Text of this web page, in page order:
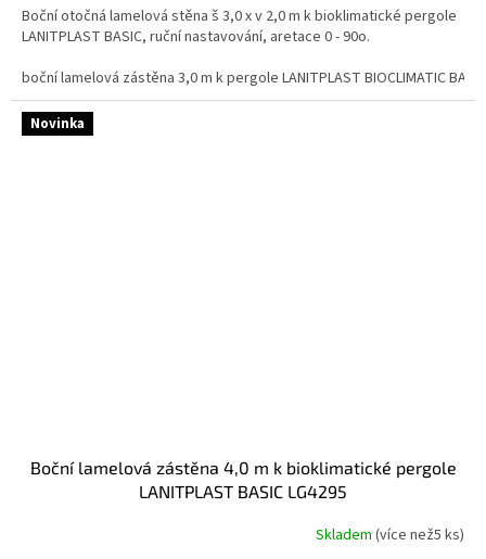
Boční otočná lamelová stěna š 3,0 x v 2,0 m k bioklimatické pergole
LANITPLAST BASIC, ruční nastavování, aretace 0 - 90o.
boční lamelová zástěna 3,0 m k pergole LANITPLAST BIOCLIMATIC
Novinka
boční lamelová zástěna 4,0 m k bioklimatické pergole
LANITPLAST BASIC LG4295
Skladem (více než5 ks)